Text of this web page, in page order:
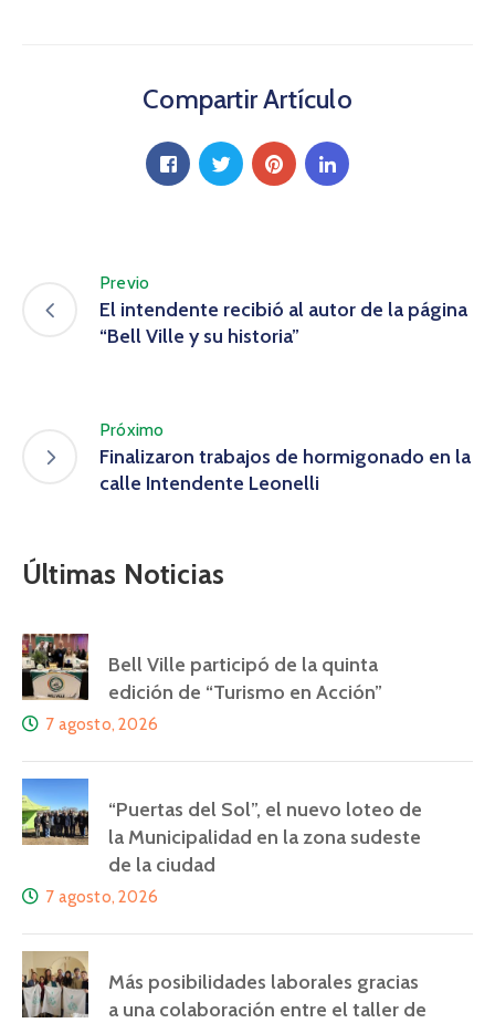
Compartir Artículo
Previo
El intendente recibió al autor de la página
“Bell Ville y su historia”
Próximo
Finalizaron trabajos de hormigonado en la
calle Intendente Leonelli
Últimas Noticias
Bell Ville participó de la quinta
edición de “Turismo en Acción”
7 agosto, 2026
“Puertas del Sol”, el nuevo loteo de
la Municipalidad en la zona sudeste
de la ciudad
7 agosto, 2026
Más posibilidades laborales gracias
a una colaboración entre el taller de